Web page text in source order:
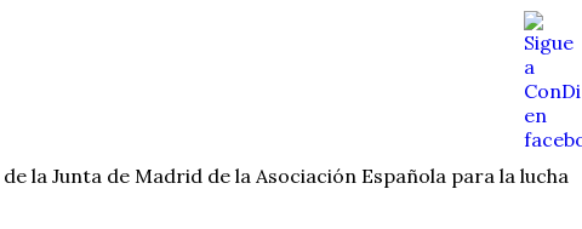
la Junta de Madrid de la Asociación Española para la lucha